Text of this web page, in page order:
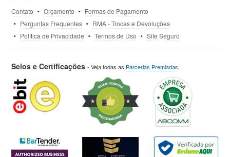
Contato Orçamento
Formas de Pagamento
Perguntas Frequentes
RMA - Trocas e Devoluções
Política de Privacidade
Termos de Uso Site Seguro
Selos e Certificações- Veja todas as Parcerias Premiadas.